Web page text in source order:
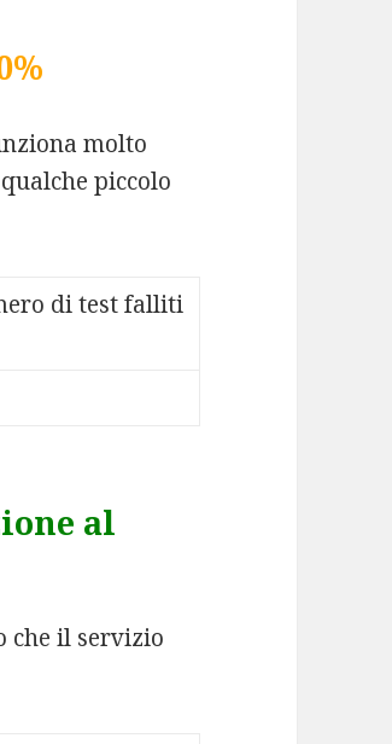
molto
piccolo
di test falliti
al
che il servizio